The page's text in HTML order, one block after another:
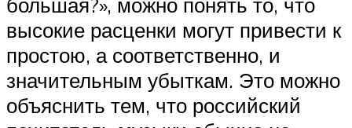
высокие расценки могут привести к
простою, а соответственно, и
значительным убыткам. Это можно
объяснить тем, что российский